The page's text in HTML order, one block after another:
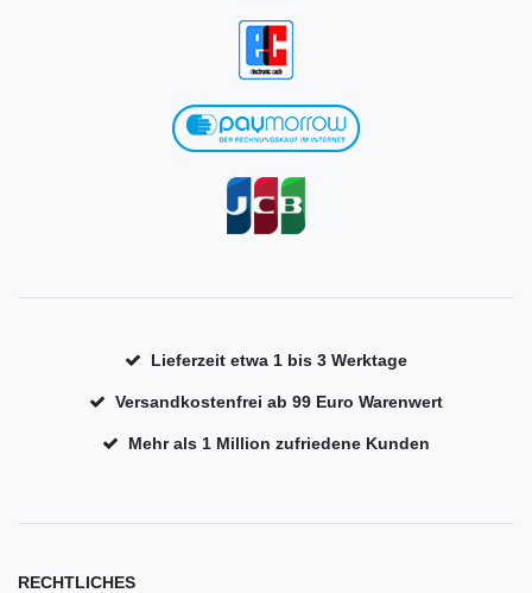
Lieferzeit etwa 1 bis 3 Werktage
Versandkostenfrei ab 99 Euro Warenwert
Mehr als 1 Million zufriedene Kunden
RECHTLICHES